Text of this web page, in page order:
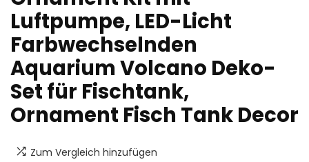
Luftpumpe, LED-Licht
Farbwechselnden
Aquarium Volcano Deko-
Set für Fischtank,
Ornament Fisch Tank Decor
Zum Vergleich hinzufügen